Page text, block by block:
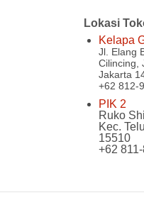
Lokasi
Kelapa
Jl. Elang
Cilincing,
Jakarta
+62 812-
PIK 2
Ruko
Kec.
15510
+62